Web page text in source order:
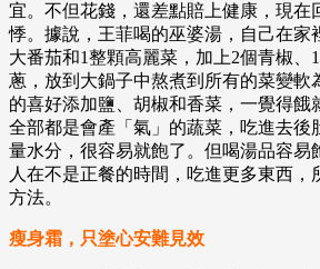
宜。不但花錢，還差點賠上健康，現在
悸。據說，王菲喝的巫婆湯，自己在家
大番茄和1整顆高麗菜，加上2個青椒、
蔥，放到大鍋子中熬煮到所有的菜變軟
的喜好添加鹽、胡椒和香菜，一覺得餓
全部都是會產「氣」的蔬菜，吃進去後
量水分，很容易就飽了。但喝湯品容易
人在不是正餐的時間，吃進更多東西，
方法。
瘦身霜，只塗心安難見效